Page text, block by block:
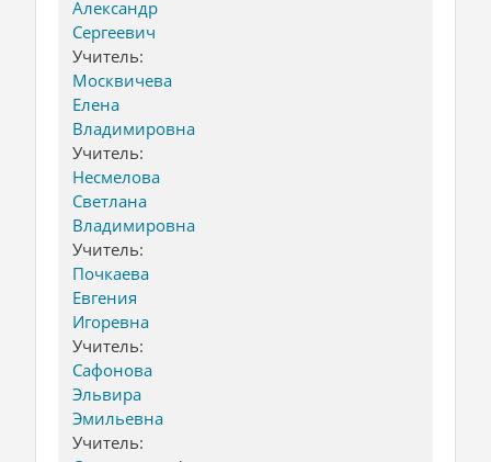
Александр
Сергеевич
Учитель:
Москвичева
Елена
Владимировна
Учитель:
Несмелова
Светлана
Владимировна
Учитель:
Почкаева
Евгения
Игоревна
Учитель:
Сафонова
Эльвира
Эмильевна
Учитель: